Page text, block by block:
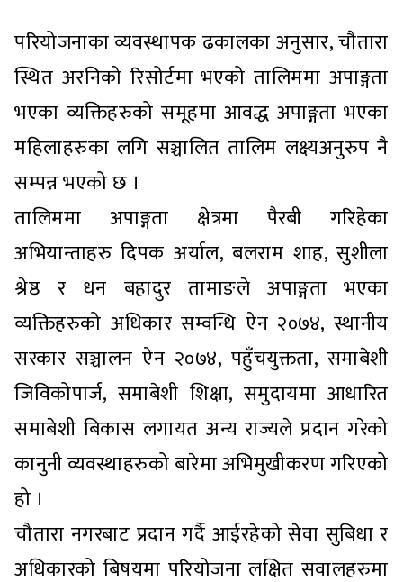
परियोजनाका व्यवस्थापक ढकालका अनुसार, चौतारा
स्थित अरनिको रिसोर्टमा भएको तालिममा अपाङ्गता
भएका व्यक्तिहरुको समूहमा आवद्ध अपाङ्गता भएका
महिलाहरुका लगि सञ्चालित तालिम लक्ष्यअनुरुप नै
सम्पन्न भएको छ ।
तालिममा अपाङ्गता क्षेत्रमा पैरबी गरिहेका
अभियान्ताहरु दिपक अर्याल, बलराम शाह, सुशीला
श्रेष्ठ र धन बहादुर तामाङले अपाङ्गता भएका
व्यक्तिहरुको अधिकार सम्वन्धि ऐन २०७४, स्थानीय
सरकार सञ्चालन ऐन २०७४, पहुँचयुक्तता, समाबेशी
जिविकोपार्ज, समाबेशी शिक्षा, समुदायमा आधारित
समाबेशी बिकास लगायत अन्य राज्यले प्रदान गरेको
कानुनी व्यवस्थाहरुको बारेमा अभिमुखीकरण गरिएको
हो ।
चौतारा नगरबाट प्रदान गर्दै आईरहेको सेवा सुबिधा र
अधिकारको बिषयमा परियोजना लक्षित सवालहरुमा